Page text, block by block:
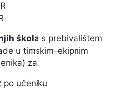
škola s prebivalištem
u timskim-ekipnim
za:
po učeniku